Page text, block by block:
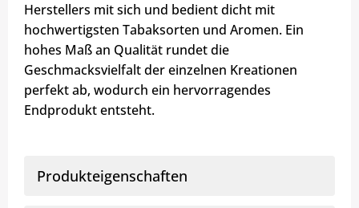
Herstellers mit sich und bedient dicht mit
hochwertigsten Tabaksorten und Aromen. Ein
hohes Maß an Qualität rundet die
Geschmacksvielfalt der einzelnen Kreationen
perfekt ab, wodurch ein hervorragendes
Endprodukt entsteht.
Produkteigenschaften